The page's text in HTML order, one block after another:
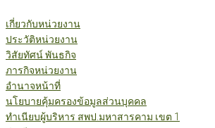
เกี่ยวกับหน่วยงาน
ประวัติหน่วยงาน
วิสัยทัศน์ พันธกิจ
ภารกิจหน่วยงาน
อำนาจหน้าที่
นโยบายคุ้มครองข้อมูลส่วนบุคคล
ทำเนียบผู้บริหาร สพป.มหาสารคาม เขต 1